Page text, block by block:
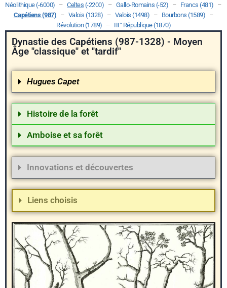
Néolithique (-6000) –Celtes (-2200) – Gallo-Romains (-52) – Francs (481) –
Capétiens (987) – Valois (1328) – Valois (1498) – Bourbons (1589) –
Révolution (1789) – III° République (1870)
Dynastie des Capétiens (987-1328) - Moyen
Âge "classique" et "tardif"
Hugues Capet
Histoire de la forêt
Amboise et sa forêt
Innovations et découvertes
Liens choisis